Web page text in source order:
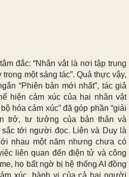
đắc: “Nhân vật là nơi tập trung
một sáng tác”. Quả thực vậy,
“Phiên bản mới nhất”, tác giả
hiện cảm xúc của hai nhân vật
hóa cảm xúc” đã góp phần “giải
trở, tư tưởng của bản thân và
tới người đọc. Liên và Duy là
nhau một năm nhưng chưa có
liên quan đến điện tử và công
họ bất ngờ bị hệ thống AI đồng
xúc, hành vi của cả hai người